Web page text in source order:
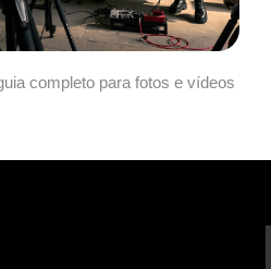
completo para fotos e vídeos